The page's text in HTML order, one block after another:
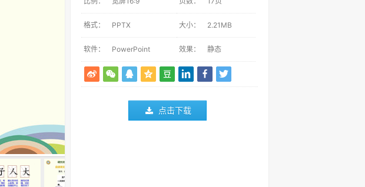
格式： PPTX 大小： 2.21MB
软件： PowerPoint 效果： 静态
点击下载